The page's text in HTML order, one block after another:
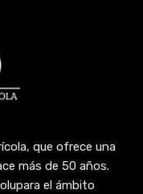
que ofrece una
más de 50 años.
el ámbito